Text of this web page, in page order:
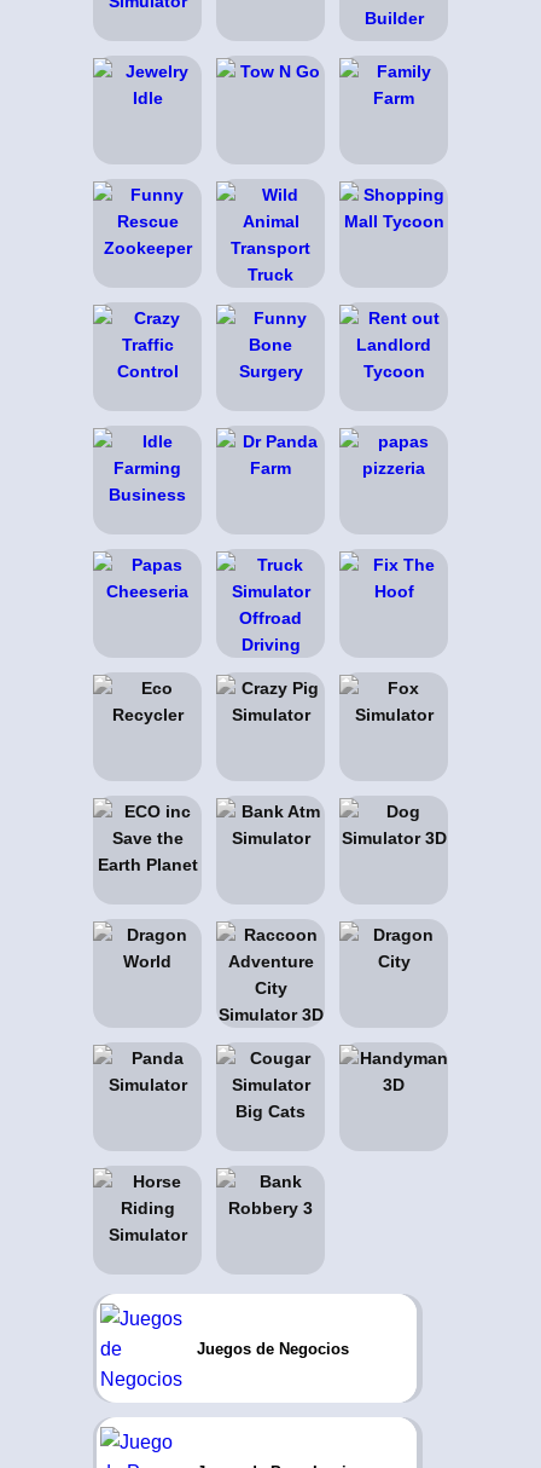
Juegos de Negocios